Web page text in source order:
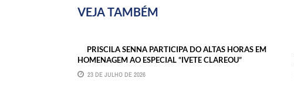
VEJA TAMBÉM
PRISCILA SENNA PARTICIPA DO ALTAS HORAS EM
HOMENAGEM AO ESPECIAL “IVETE CLAREOU”
23 DE JULHO DE 2026